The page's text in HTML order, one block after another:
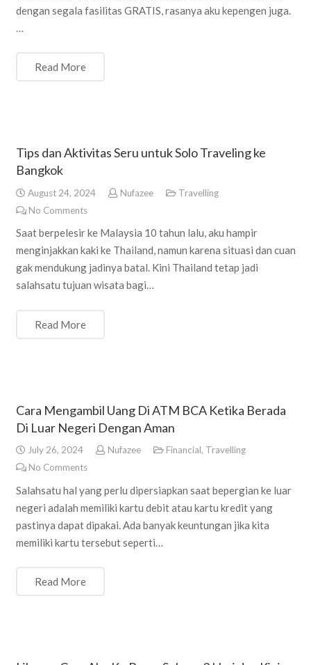
dengan segala fasilitas GRATIS, rasanya aku kepengen juga.
…
Read More
Tips dan Aktivitas Seru untuk Solo Traveling ke
Bangkok
August 24, 2024 Nufazee
Travelling
No Comments
Saat berpelesir ke Malaysia 10 tahun lalu, aku hampir
menginjakkan kaki ke Thailand, namun karena situasi dan cuan
gak mendukung jadinya batal. Kini Thailand tetap jadi
salahsatu tujuan wisata bagi…
Read More
Cara Mengambil Uang Di ATM BCA Ketika Berada
Di Luar Negeri Dengan Aman
July 26, 2024 Nufazee Financial, Travelling
No Comments
Salahsatu hal yang perlu dipersiapkan saat bepergian ke luar
negeri adalah memiliki kartu debit atau kartu kredit yang
pastinya dapat dipakai. Ada banyak keuntungan jika kita
memiliki kartu tersebut seperti…
Read More